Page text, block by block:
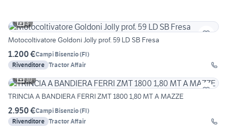
3
Motocoltivatore Goldoni Jolly prof. 59 LD SB Fresa
1.200 €Campi Bisenzio(FI)
Rivenditore Tractor Affair
10
TRINCIA A BANDIERA FERRI ZMT 1800 1,80 MT A MAZZE
2.950 €Campi Bisenzio(FI)
Rivenditore Tractor Affair